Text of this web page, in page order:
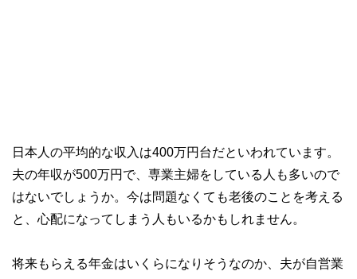
日本人の平均的な収入は400万円台だといわれています。
夫の年収が500万円で、専業主婦をしている人も多いので
はないでしょうか。今は問題なくても老後のことを考える
と、心配になってしまう人もいるかもしれません。
将来もらえる年金はいくらになりそうなのか、夫が自営業